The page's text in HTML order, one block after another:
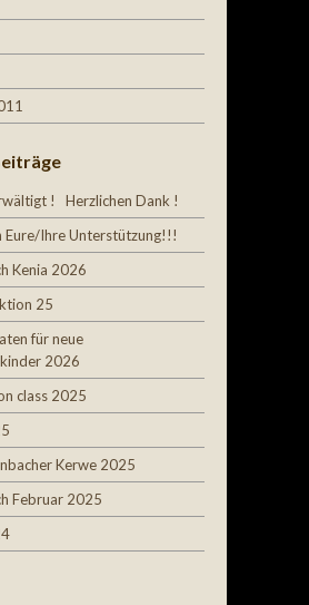
! Herzlichen Dank !
Eure/Ihre Unterstützung!!!
Kenia 2026
25
für neue
2026
class 2025
Kerwe 2025
Februar 2025